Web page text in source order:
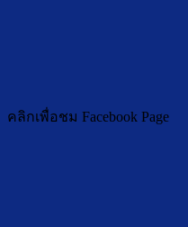
คลิกเพื่อชม Facebook Page